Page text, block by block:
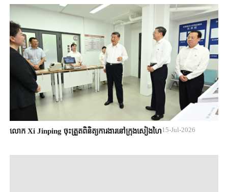
លោក Xi Jinping ចុះត្រួតពិនិត្យការងារនៅក្រុងសៀងហៃ15-Jul-2026